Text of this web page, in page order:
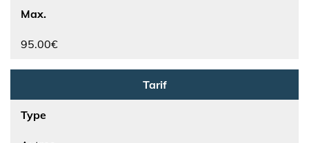
Max.
95.00€
Tarif
Type